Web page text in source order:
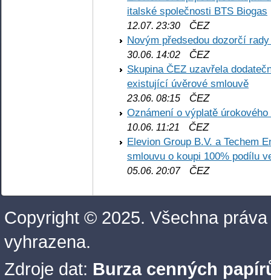
italské společnosti BTS Biogas
12.07. 23:30 ČEZ
Novým předsedou dozorčí
30.06. 14:02 ČEZ
Skupina ČEZ uzavřela
existující úvěrové smlouvě
23.06. 08:15 ČEZ
Oznámení o výplatě
10.06. 11:21
ČEZ
Elevion Group B.V. a Techem
smlouvu o koupi 100% podílu
05.06. 20:07ČEZ
Copyright © 2025. Všechna práva
vyhrazena.
Zdroje dat: Burza cenných